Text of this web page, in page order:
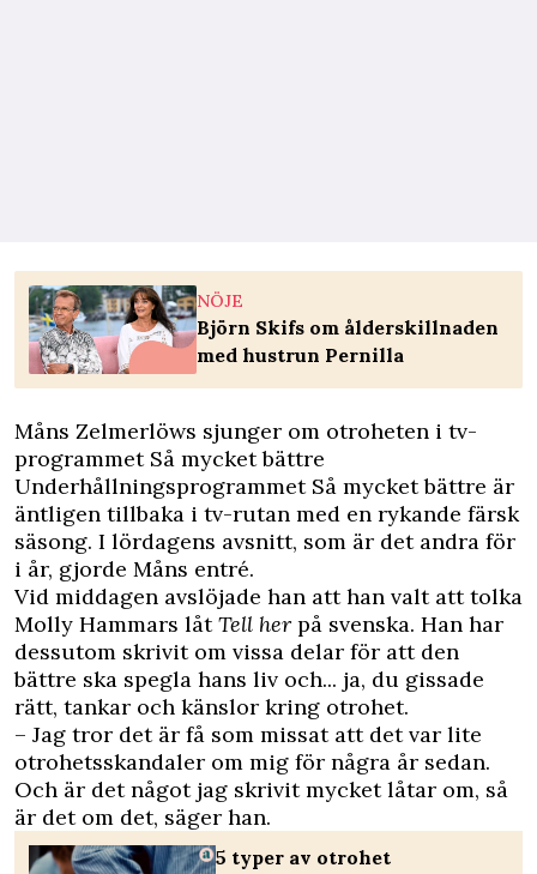
NÖJE
Björn Skifs om ålderskillnaden
med hustrun Pernilla
Måns Zelmerlöws sjunger om otroheten i tv-
programmet Så mycket bättre
Underhållningsprogrammet Så mycket bättre är
äntligen tillbaka i tv-rutan med en rykande färsk
säsong. I lördagens avsnitt, som är det andra för
i år, gjorde Måns entré.
Vid middagen avslöjade han att han valt att tolka
Molly Hammars låtTell her på svenska. Han har
dessutom skrivit om vissa delar för att den
bättre ska spegla hans liv och... ja, du gissade
rätt, tankar och känslor kring otrohet.
– Jag tror det är få som missat att det var lite
otrohetsskandaler om mig för några år sedan.
Och är det något jag skrivit mycket låtar om, så
är det om det, säger han.
5 typer av otrohet